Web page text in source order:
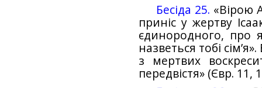
Бесіда 25. «Вірою
приніс у жертву
єдинородного, про
назветься тобі
з мертвих
передвістя» (Євр. 11,